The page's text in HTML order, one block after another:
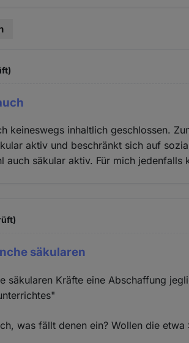
keineswegs inhaltlich geschlossen.
aktiv und beschränkt sich auf
auch säkular aktiv. Für mich jedenfalls
säkularen
säkularen Kräfte eine Abschaffung
was fällt denen ein? Wollen die etwa